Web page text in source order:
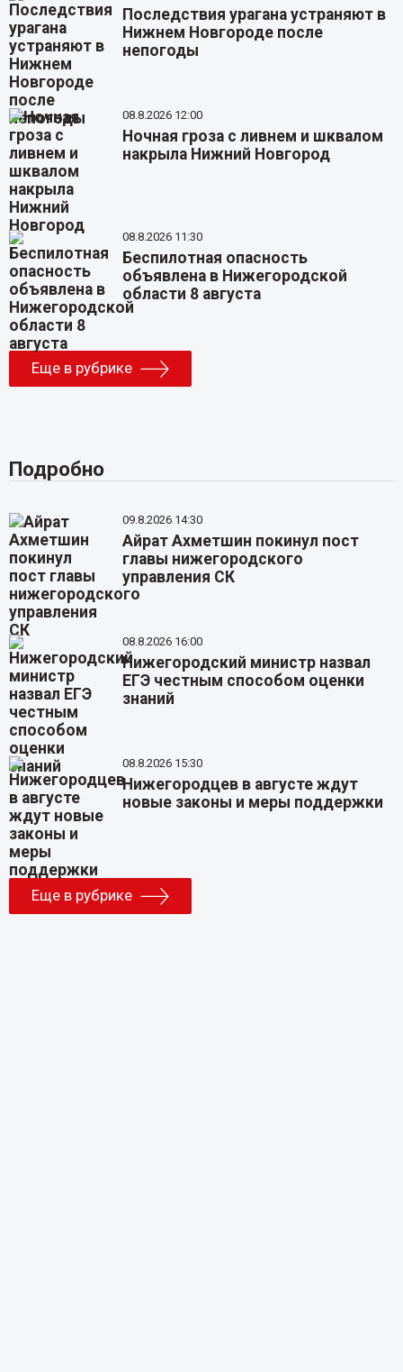
Последствия урагана устраняют в
Нижнем Новгороде после
непогоды
08.8.2026 12:00
Ночная гроза с ливнем и шквалом
накрыла Нижний Новгород
08.8.2026 11:30
Беспилотная опасность
объявлена в Нижегородской
области 8 августа
Еще в рубрике
Подробно
09.8.2026 14:30
Айрат Ахметшин покинул пост
главы нижегородского
управления СК
08.8.2026 16:00
Нижегородский министр назвал
ЕГЭ честным способом оценки
знаний
08.8.2026 15:30
Нижегородцев в августе ждут
новые законы и меры поддержки
Еще в рубрике